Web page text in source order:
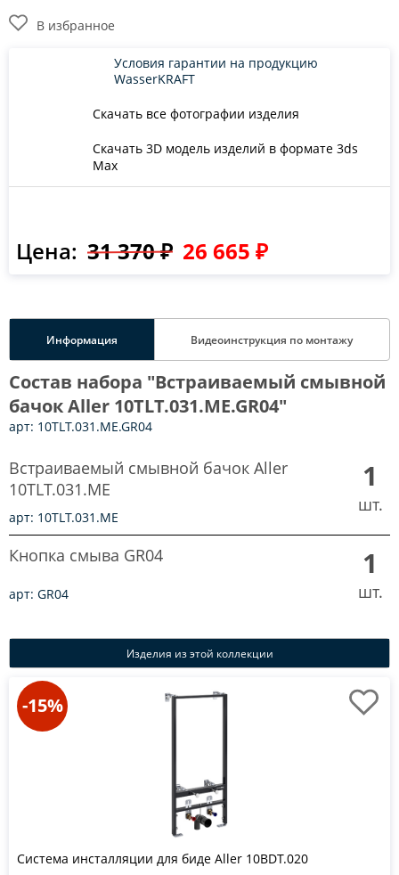
В избранное
Скачать все фотографии изделия
Скачать 3D модель изделий в формате 3ds
Max
Условия гарантии на продукцию
WasserKRAFT
Цена: 31 370 ₽ 26 665 ₽
Информация Видеоинструкция по монтажу
Состав набора "Встраиваемый смывной
бачок Aller 10TLT.031.ME.GR04"
арт: 10TLT.031.ME.GR04
Встраиваемый смывной бачок Aller
10TLT.031.ME
арт: 10TLT.031.ME
1
шт.
Кнопка смыва GR04
арт: GR04
1
шт.
Изделия из этой коллекции
-15%
Система инсталляции для биде Aller 10BDT.020